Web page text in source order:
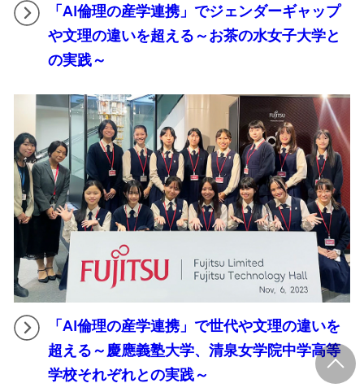
「AI倫理の産学連携」でジェンダーギャップ
や文理の違いを超える～お茶の水女子大学と
の実践～
「AI倫理の産学連携」で世代や文理の違いを
超える～慶應義塾大学、清泉女学院中学高等
学校それぞれとの実践～